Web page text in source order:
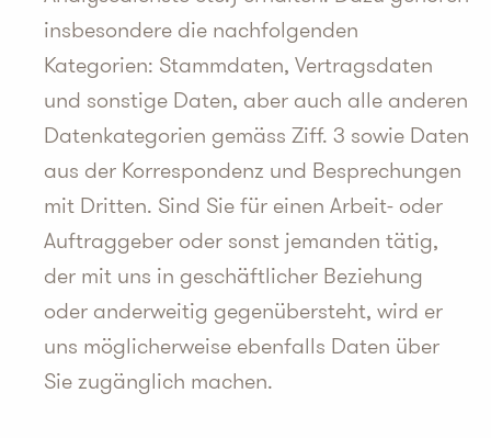
insbesondere die nachfolgenden
Kategorien: Stammdaten, Vertragsdaten
und sonstige Daten, aber auch alle anderen
Datenkategorien gemäss Ziff. 3 sowie Daten
aus der Korrespondenz und Besprechungen
mit Dritten. Sind Sie für einen Arbeit- oder
Auftraggeber oder sonst jemanden tätig,
der mit uns in geschäftlicher Beziehung
oder anderweitig gegenübersteht, wird er
uns möglicherweise ebenfalls Daten über
Sie zugänglich machen.